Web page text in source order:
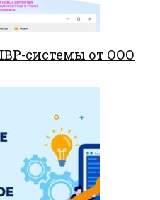
IBP-системы от ООО